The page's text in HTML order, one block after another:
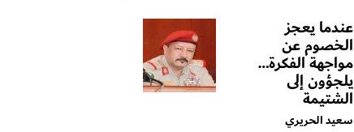
عندما يعجز
الخصوم عن
مواجهة الفكرة…
يلجؤون إلى
الشتيمة
سعيد الحريري